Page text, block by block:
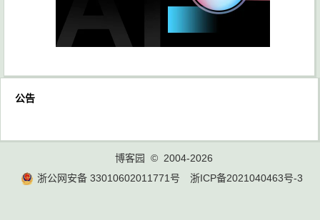
公告
博客园
© 2004-2026
浙公网安备 33010602011771号
浙ICP备2021040463号-3